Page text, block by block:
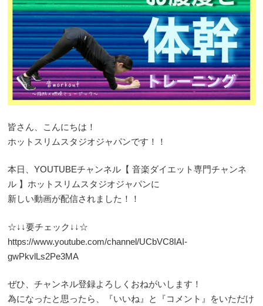
皆さん、こんにちは！
ホットスリムスタジオジャパンです！！
本日、YOUTUBEチャンネル【 音楽ダイエット専門チャンネ
ル 】ホットスリムスタジオジャパンに
新しい動画が配信されました！！
☆↓↓要チェック↓↓☆
https://www.youtube.com/channel/UCbVC8IAI-
gwPkvlLs2Pe3MA
ぜひ、チャンネル登録よろしくおねがいします！
為になったと思ったら、『いいね』と『コメント』をいただけ